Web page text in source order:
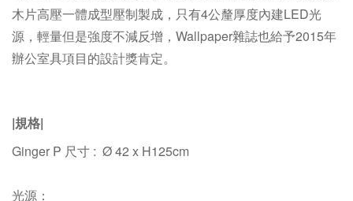
木片高壓一體成型壓制製成，只有4公釐厚度內建LED光
源，輕量但是強度不減反增，Wallpaper雜誌也給予2015年
辦公室具項目的設計獎肯定。
|規格|
Ginger P 尺寸 : Ø 42 x H125cm
光源：